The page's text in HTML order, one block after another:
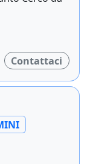
Contattaci